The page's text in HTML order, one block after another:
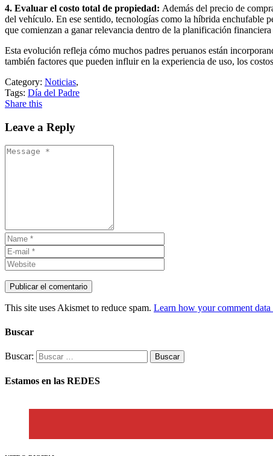
4. Evaluar el costo total de propiedad: Además del precio de
del vehículo. En ese sentido, tecnologías como la híbrida enchufable
que comienzan a ganar relevancia dentro de la planificación
Esta evolución refleja cómo muchos padres peruanos están
también factores que pueden influir en la experiencia de uso, los
Category: Noticias,
Tags: Día del Padre
Share this
Leave a Reply
This site uses Akismet to reduce spam. Learn how your comment data
Buscar
Buscar:
Estamos en las REDES